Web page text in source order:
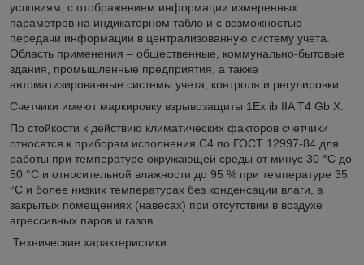
условиям, с отображением информации измеренных
параметров на индикаторном табло и с возможностью
передачи информации в централизованную систему учета.
Область применения – общественные, коммунально-бытовые
здания, промышленные предприятия, а также
автоматизированные системы учета, контроля и регулировки.
Счетчики имеют маркировку взрывозащиты 1Еx ib IIA T4 Gb X.
По стойкости к действию климатических факторов счетчики
относятся к приборам исполнения С4 по ГОСТ 12997-84 для
работы при температуре окружающей среды от минус 30 °С до
50 °С и относительной влажности до 95 % при температуре 35
°С и более низких температурах без конденсации влаги, в
закрытых помещениях (навесах) при отсутствии в воздухе
агрессивных паров и газов.
Технические характеристики